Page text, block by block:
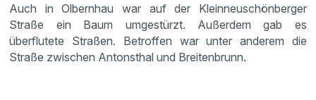
Auch in Olbernhau war auf der Kleinneuschönberger
Straße ein Baum umgestürzt. Außerdem gab es
überflutete Straßen. Betroffen war unter anderem die
Straße zwischen Antonsthal und Breitenbrunn.